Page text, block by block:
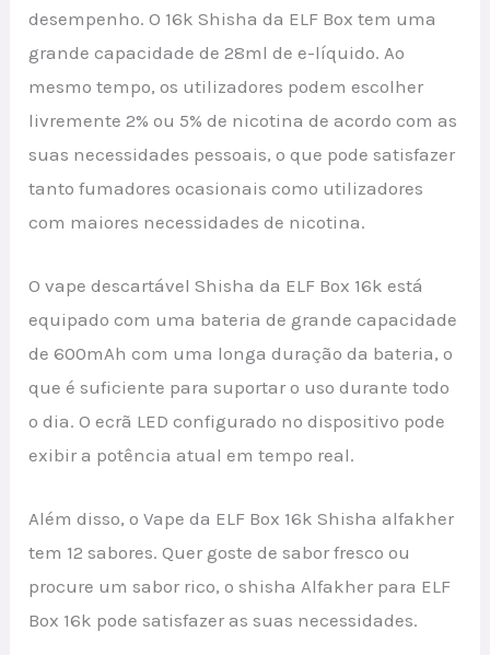
desempenho. O 16k Shisha da ELF Box tem uma
grande capacidade de 28ml de e-líquido. Ao
mesmo tempo, os utilizadores podem escolher
livremente 2% ou 5% de nicotina de acordo com as
suas necessidades pessoais, o que pode satisfazer
tanto fumadores ocasionais como utilizadores
com maiores necessidades de nicotina.
O vape descartável Shisha da ELF Box 16k está
equipado com uma bateria de grande capacidade
de 600mAh com uma longa duração da bateria, o
que é suficiente para suportar o uso durante todo
o dia. O ecrã LED configurado no dispositivo pode
exibir a potência atual em tempo real.
Além disso, o Vape da ELF Box 16k Shisha alfakher
tem 12 sabores. Quer goste de sabor fresco ou
procure um sabor rico, o shisha Alfakher para ELF
Box 16k pode satisfazer as suas necessidades.